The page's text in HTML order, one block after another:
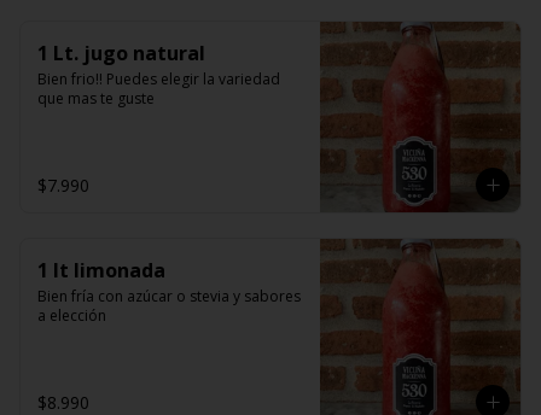
1 Lt. jugo natural
Bien frio!! Puedes elegir la variedad
que mas te guste
$7.990
1 lt limonada
Bien fría con azúcar o stevia y sabores
a elección
$8.990